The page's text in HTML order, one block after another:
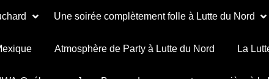
Une soirée complètement folle à Lutte du Nord
Atmosphère de Party à Lutte du Nord La